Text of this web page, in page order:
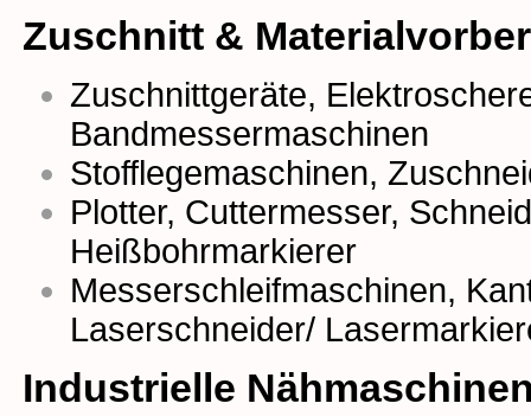
Zuschnitt &
Zuschnittgeräte,
Bandmessermaschinen
Stofflegemaschinen,
Plotter, Cuttermesser,
Heißbohrmarkierer
Messerschleifmaschinen,
Laserschneider/
Industrielle